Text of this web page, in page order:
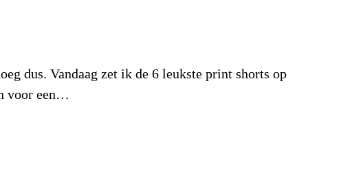
dus. Vandaag zet ik de 6 leukste print shorts op
voor een…